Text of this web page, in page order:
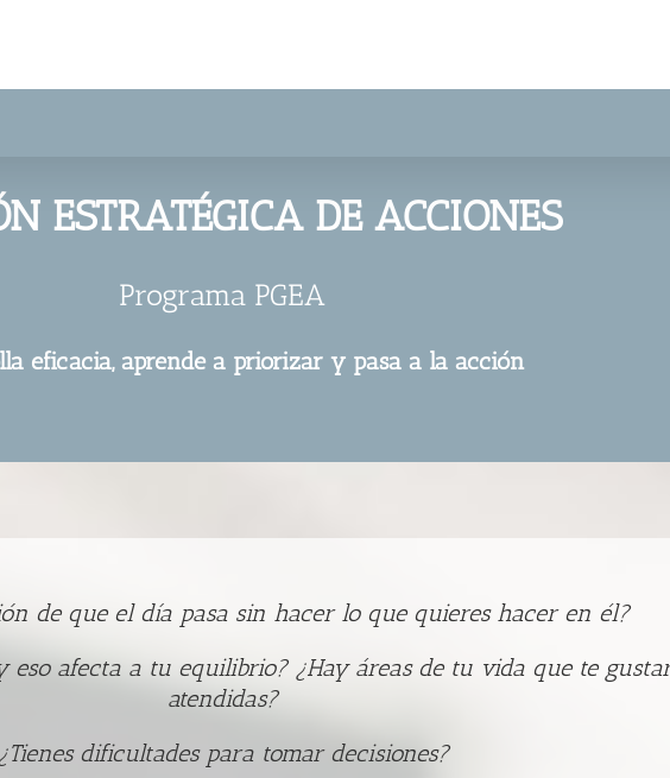
ESTRATÉGICA DE ACCIONES
Programa PGEA
eficacia, aprende a priorizar y pasa a la acción
de que el día pasa sin hacer lo que quieres hacer en él?
eso afecta a tu equilibrio? ¿Hay áreas de tu vida que te
atendidas?
¿Tienes dificultades para tomar decisiones?